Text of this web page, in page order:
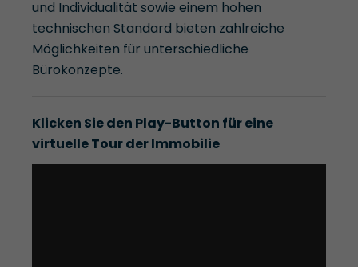
und Individualität sowie einem hohen
technischen Standard bieten zahlreiche
Möglichkeiten für unterschiedliche
Bürokonzepte.
Klicken Sie den Play-Button für eine
virtuelle Tour der Immobilie